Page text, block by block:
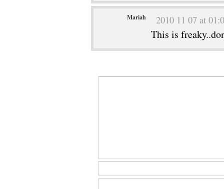
Mariah 2010 11 07 at
This is